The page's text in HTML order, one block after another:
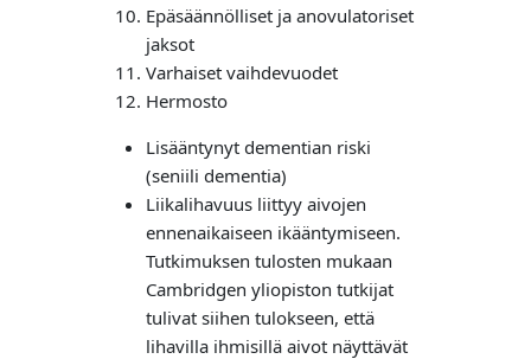
Epäsäännölliset ja anovulatoriset
jaksot
Varhaiset vaihdevuodet
Hermosto
Lisääntynyt dementian riski
(seniili dementia)
Liikalihavuus liittyy aivojen
ennenaikaiseen ikääntymiseen.
Tutkimuksen tulosten mukaan
Cambridgen yliopiston tutkijat
tulivat siihen tulokseen, että
lihavilla ihmisillä aivot näyttävät